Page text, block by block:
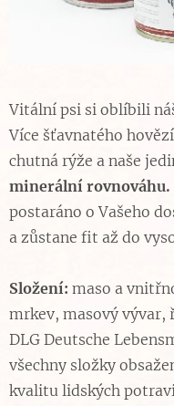
Vitální psi si oblíbili
Více šťavnatého
chutná rýže a naše
minerální rovnováhu.
postaráno o Vašeho
a zůstane fit až do
Složení: maso a
mrkev, masový vývar,
DLG Deutsche
všechny složky
kvalitu lidských